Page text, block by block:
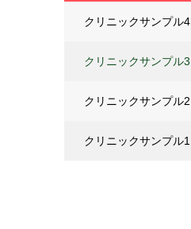
クリニックサンプル4
クリニックサンプル3
クリニックサンプル2
クリニックサンプル1